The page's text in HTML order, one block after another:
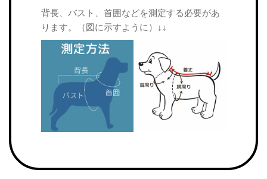
背長、バスト、首囲などを測定する必要があ
ります。（図に示すように）↓↓